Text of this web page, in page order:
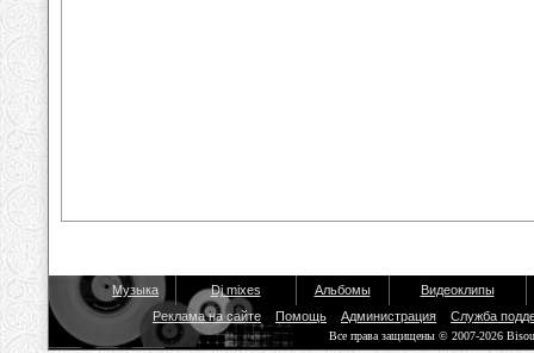
Музыка Dj mixes Альбомы
Видеоклипы
Реклама на сайте
Помощь Администрация Служба
Все права защищены © 2007-2026